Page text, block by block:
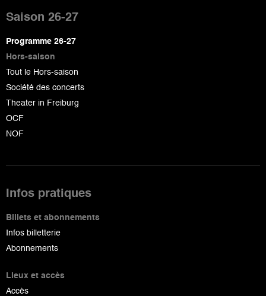
de
page
Saison 26-27
Programme 26-27
Hors-saison
Tout le Hors-saison
Société des concerts
Theater in Freiburg
OCF
NOF
Infos pratiques
Billets et abonnements
Infos billetterie
Abonnements
Lieux et accès
Accès